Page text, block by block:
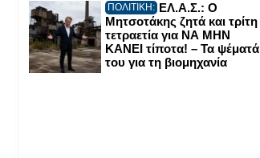
ΠΟΛΙΤΙΚΗ: ΕΛ.Α.Σ.: Ο
Μητσοτάκης ζητά και τρίτη
τετραετία για ΝΑ ΜΗΝ
ΚΑΝΕΙ τίποτα! – Τα ψέματά
του για τη βιομηχανία